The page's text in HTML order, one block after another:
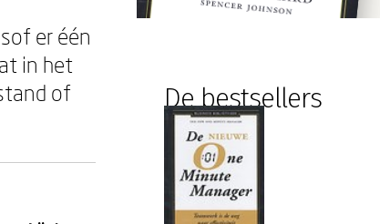
er één
in het
of
De bestsellers